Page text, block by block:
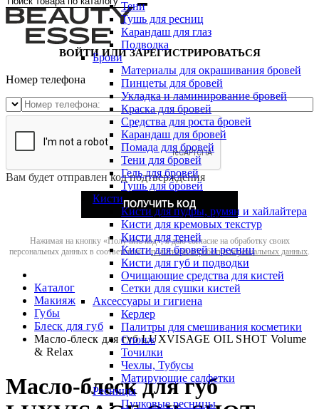
Тени
Тушь для ресниц
Карандаш для глаз
Подводка
Брови
Материалы для окрашивания бровей
Пинцеты для бровей
Укладка и ламинирование бровей
Краска для бровей
Средства для роста бровей
Карандаш для бровей
Помада для бровей
Тени для бровей
Гель для бровей
Тушь для бровей
Кисти
Кисти для пудры, румян и хайлайтера
Кисти для кремовых текстур
Кисти для теней
Кисти для бровей и ресниц
Кисти для губ и подводки
Очищающие средства для кистей
Сетки для сушки кистей
Аксессуары и гигиена
Керлер
Палитры для смешивания косметики
Спонж
Точилки
Чехлы, Тубусы
Матирующие салфетки
Ресницы
Пучковые ресницы
ВОЙТИ ИЛИ ЗАРЕГИСТРИРОВАТЬСЯ
Номер телефона
Вам будет отправлен код подтверждения
ПОЛУЧИТЬ КОД
Нажимая на кнопку «Получить код», я даю согласие на обработку своих
персональных данных в соответствии сполитикой обработки персональных данных.
Каталог
Макияж
Губы
Блеск для губ
Масло-блеск для губ LUXVISAGE OIL SHOT Volume
& Relax
Масло-блеск для губ